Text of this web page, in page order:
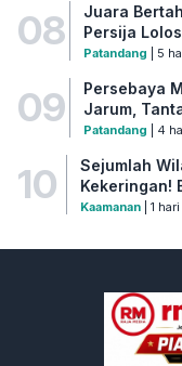
08
Juara
Persija
Patandang | 5
09
Persebaya
Jarum,
Patandang | 4
10
Sejumlah
Kekeringan!
Kaamanan| 1